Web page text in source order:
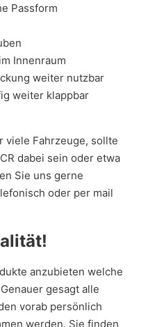
Passform
Innenraum
weiter nutzbar
weiter klappbar
viele Fahrzeuge, sollte
dabei sein oder etwa
Sie uns gerne
oder per mail
anzubieten welche
gesagt alle
vorab persönlich
werden. Sie finden